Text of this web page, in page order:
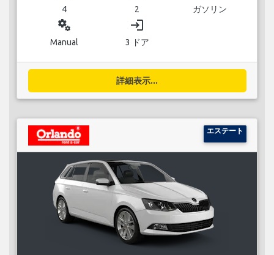
4 2 ガソリン
miscellaneous_services
Manual
login
3 ドア
詳細表示...
エステート